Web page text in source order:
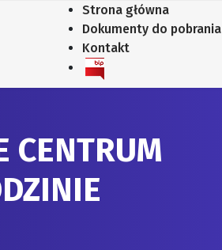
Strona główna
Dokumenty do pobrania
Kontakt
CENTRUM